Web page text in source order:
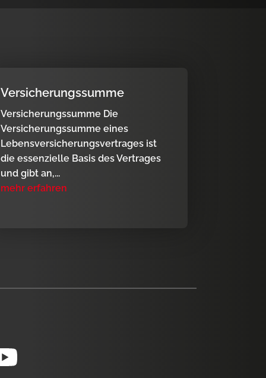
Versicherungssumme
Versicherungssumme Die
Versicherungssumme eines
Lebensversicherungsvertrages ist
die essenzielle Basis des Vertrages
und gibt an,...
mehr erfahren